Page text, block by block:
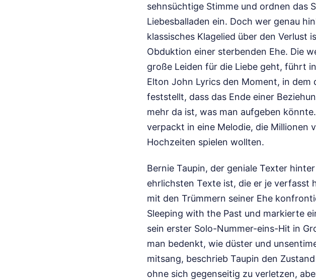
sehnsüchtige Stimme und ordnen das
Liebesballaden ein. Doch wer genau
klassisches Klagelied über den Verlust
Obduktion einer sterbenden Ehe. Die
große Leiden für die Liebe geht, führt
Elton John Lyrics den Moment, in
feststellt, dass das Ende einer
mehr da ist, was man aufgeben
verpackt in eine Melodie, die Millionen
Hochzeiten spielen wollten.
Bernie Taupin, der geniale Texter
ehrlichsten Texte ist, die er je verfasst
mit den Trümmern seiner Ehe
Sleeping with the Past und markierte
sein erster Solo-Nummer-eins-Hit in
man bedenkt, wie düster und
mitsang, beschrieb Taupin den
ohne sich gegenseitig zu verletzen,